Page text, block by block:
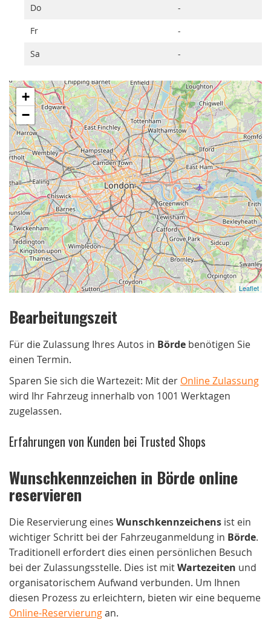
Do
-
Fr
-
Sa
-
+
−
Leaflet
Bearbeitungszeit
Für die Zulassung Ihres Autos in Börde benötigen Sie
einen Termin.
Sparen Sie sich die Wartezeit: Mit der Online Zulassung
wird Ihr Fahrzeug innerhalb von 1001 Werktagen
zugelassen.
Erfahrungen von Kunden bei Trusted Shops
Wunschkennzeichen in Börde online
reservieren
Die Reservierung eines Wunschkennzeichens ist ein
wichtiger Schritt bei der Fahrzeuganmeldung in Börde.
Traditionell erfordert dies einen persönlichen Besuch
bei der Zulassungsstelle. Dies ist mitWartezeiten und
organisatorischem Aufwand verbunden. Um Ihnen
diesen Prozess zu erleichtern, bieten wir eine bequeme
Online-Reservierungan.